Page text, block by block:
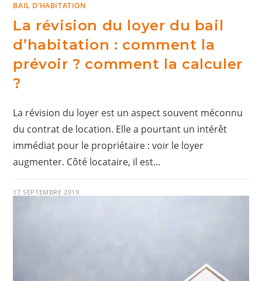
BAIL D’HABITATION
La révision du loyer du bail
d’habitation : comment la
prévoir ? comment la calculer
?
La révision du loyer est un aspect souvent méconnu
du contrat de location. Elle a pourtant un intérêt
immédiat pour le propriétaire : voir le loyer
augmenter. Côté locataire, il est…
17 SEPTEMBRE 2019